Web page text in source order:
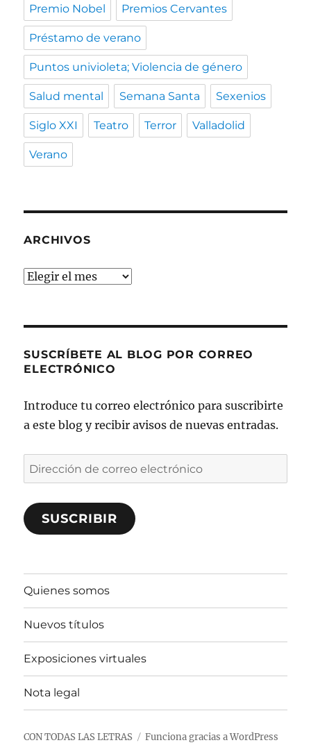
Premio Nobel Premios Cervantes
Préstamo de verano
Puntos univioleta; Violencia de género
Salud mental Semana Santa Sexenios
Siglo XXI Teatro Terror Valladolid
Verano
ARCHIVOS
Archivos
SUSCRÍBETE AL BLOG POR CORREO
ELECTRÓNICO
Introduce tu correo electrónico para suscribirte
a este blog y recibir avisos de nuevas entradas.
Dirección
de
correo
electrónico
SUSCRIBIR
Quienes somos
Nuevos títulos
Exposiciones virtuales
Nota legal
CON TODAS LAS LETRAS Funciona gracias a WordPress